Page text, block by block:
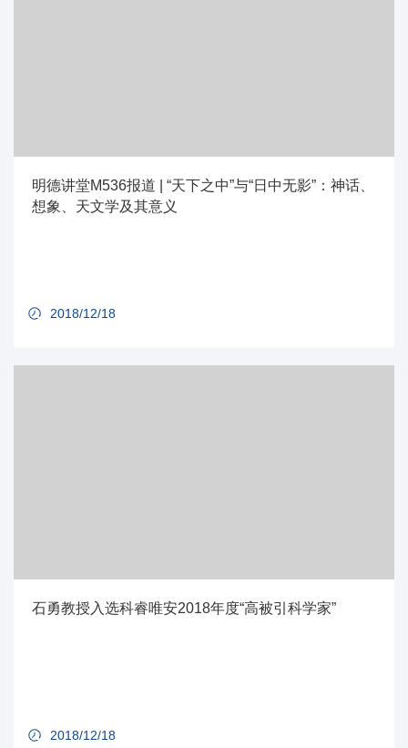
明德讲堂M536报道 | “天下之中”与“日中无影”：神话、
想象、天文学及其意义
2018/12/18
石勇教授入选科睿唯安2018年度“高被引科学家”
2018/12/18